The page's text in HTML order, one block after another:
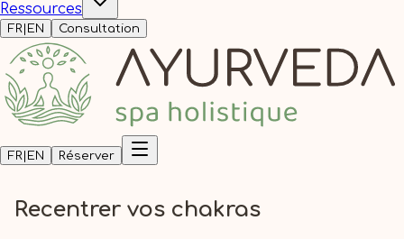
Ressources
FR| EN Consultation
FR| EN Réserver
Recentrer vos chakras